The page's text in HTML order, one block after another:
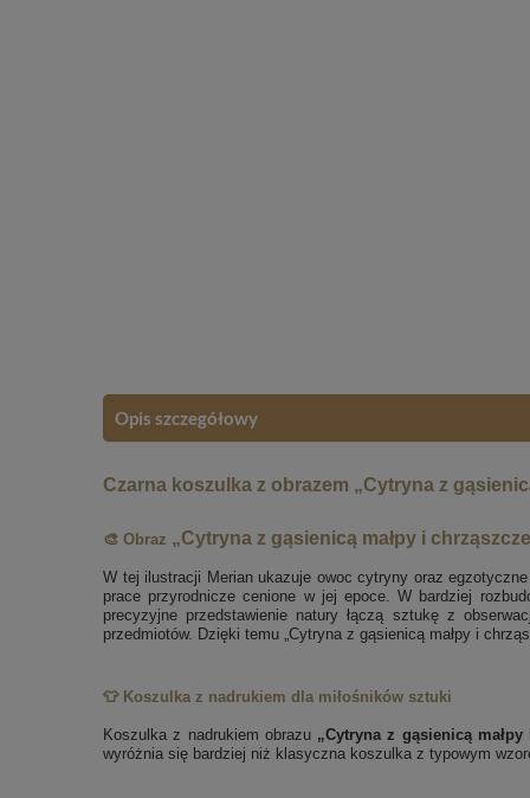
Opis szczegółowy
Czarna koszulka z obrazem „Cytryna z
🎨 Obraz „Cytryna z gąsienicą małpy i
W tej ilustracji Merian ukazuje owoc cytryny oraz
prace przyrodnicze cenione w jej epoce. W bardziej
precyzyjne przedstawienie natury łączą sztukę z
przedmiotów. Dzięki temu „Cytryna z gąsienicą małpy i
👕 Koszulka z nadrukiem dla miłośników sztuki
Koszulka z nadrukiem obrazu „Cytryna z gąsienicą
wyróżnia się bardziej niż klasyczna koszulka z typowym